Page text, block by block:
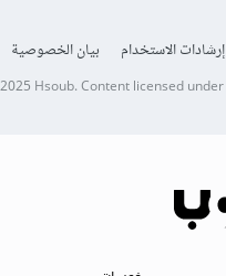
إرشادات الاستخدام بيان الخصوصية
Hsoub.Content licensed under